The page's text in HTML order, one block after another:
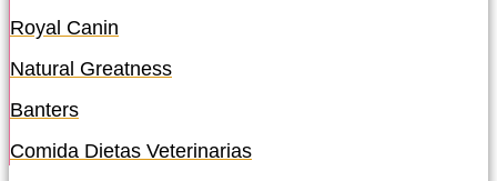
Royal Canin
Natural Greatness
Banters
Comida Dietas Veterinarias